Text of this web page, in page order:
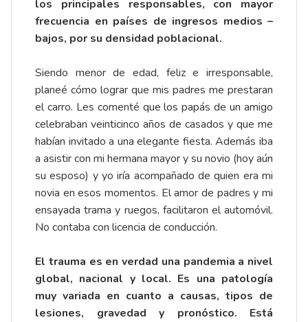
los principales responsables, con mayor
frecuencia en países de ingresos medios –
bajos, por su densidad poblacional.
Siendo menor de edad, feliz e irresponsable,
planeé cómo lograr que mis padres me prestaran
el carro. Les comenté que los papás de un amigo
celebraban veinticinco años de casados y que me
habían invitado a una elegante fiesta. Además iba
a asistir con mi hermana mayor y su novio (hoy aún
su esposo) y yo iría acompañado de quien era mi
novia en esos momentos. El amor de padres y mi
ensayada trama y ruegos, facilitaron el automóvil.
No contaba con licencia de conducción.
El trauma es en verdad una pandemia a nivel
global, nacional y local. Es una patología
muy variada en cuanto a causas, tipos de
lesiones, gravedad y pronóstico. Está